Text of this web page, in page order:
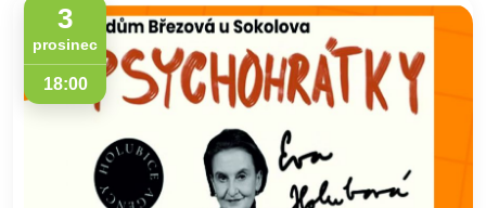
3
prosinec
18:00